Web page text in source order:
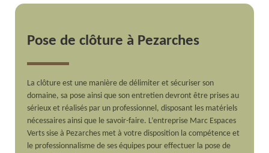
Pose de clôture à Pezarches
La clôture est une manière de délimiter et sécuriser son
domaine, sa pose ainsi que son entretien devront être prises au
sérieux et réalisés par un professionnel, disposant les matériels
nécessaires ainsi que le savoir-faire. L’entreprise Marc Espaces
Verts sise à Pezarches met à votre disposition la compétence et
le professionnalisme de ses équipes pour effectuer la pose de